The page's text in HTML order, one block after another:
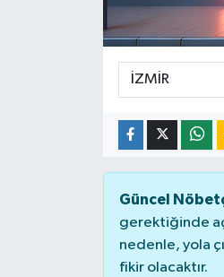
Güncel
gerektiğinde
nedenle, yola
fikir olacaktır.